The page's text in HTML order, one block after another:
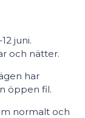
juni.
och nätter.
har
öppen fil.
normalt och